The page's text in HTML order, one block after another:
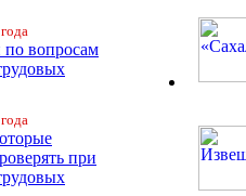
по вопросам
при